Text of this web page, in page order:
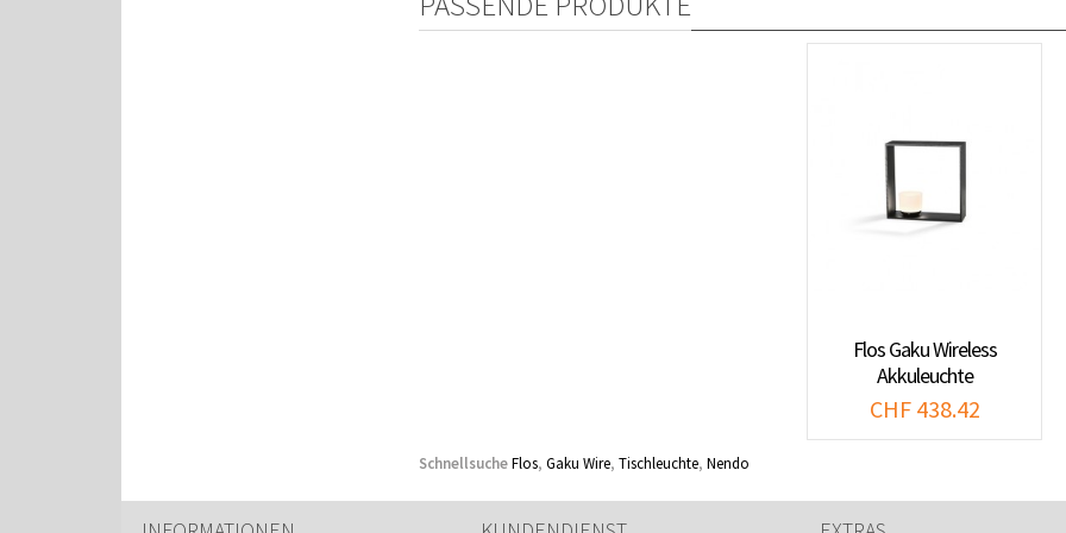
Flos Gaku Wireless
Akkuleuchte
CHF 438.42
SchnellsucheFlos, Gaku Wire, Tischleuchte, Nendo